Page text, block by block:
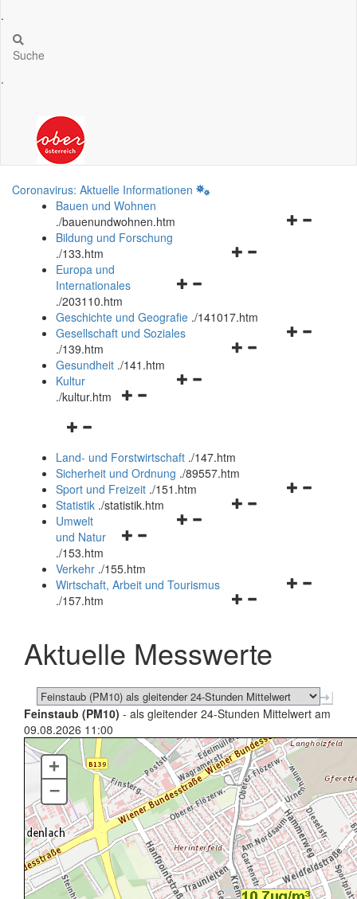
.
Suche
.
Coronavirus: Aktuelle Informationen
Bauen und Wohnen
./bauenundwohnen.htm
Navigationsmenü
Bildung und Forschung
./133.htm
Navigationsmenü
und
schließen
Europa und
Internationales
./203110.htm
Geschichte und Geografie ./141017.htm
Navigationsmenü
Gesellschaft und Soziales
./139.htm
Navigationsmenü
Gesundheit ./141.htm
Navigationsmenü
Kultur
./kultur.htm
Navigationsmenü
und
schließen
Land- und Forstwirtschaft ./147.htm
Sicherheit und Ordnung ./89557.htm
Navigationsmenü
Sport und Freizeit ./151.htm
Navigationsmenü
Statistik ./statistik.htm
Navigationsmenü
und
schließen
Umwelt
und Natur
./153.htm
Verkehr ./155.htm
Navigationsmenü
schließen
Wirtschaft, Arbeit und Tourismus
./157.htm
Aktuelle Messwerte
Feinstaub (PM10) - als gleitender 24-Stunden Mittelwert am
09.08.2026 11:00
+
–